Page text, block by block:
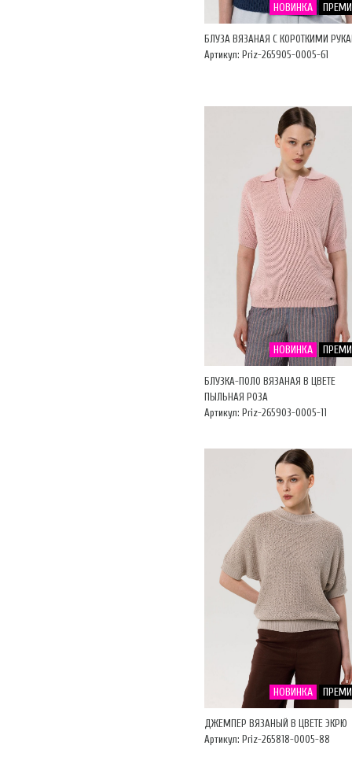
НОВИНКА
БЛУЗА ВЯЗАНАЯ С КОРОТКИМИ
Артикул: Priz-265905-0005-61
НОВИНКА
БЛУЗКА-ПОЛО ВЯЗАНАЯ В ЦВЕТЕ
ПЫЛЬНАЯ РОЗА
Артикул: Priz-265903-0005-11
НОВИНКА
ДЖЕМПЕР ВЯЗАНЫЙ В ЦВЕТЕ ЭКРЮ
Артикул: Priz-265818-0005-88